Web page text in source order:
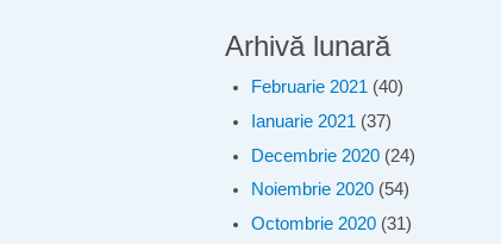
Arhivă lunară
Februarie 2021 (40)
Ianuarie 2021 (37)
Decembrie 2020 (24)
Noiembrie 2020 (54)
Octombrie 2020 (31)